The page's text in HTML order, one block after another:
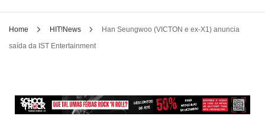
Home HIT!News
Han Seungwoo (VICTON e ex-X1) anuncia
saída da IST Entertainment